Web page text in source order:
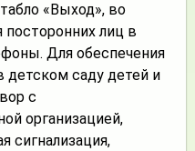
«Выход», во
лиц в
Для обеспечения
детском саду детей и
с
организацией,
сигнализация,